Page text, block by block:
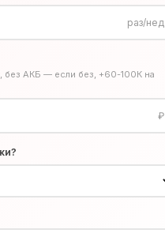
раз/нед
АКБ — если без, +60-100К на
₽